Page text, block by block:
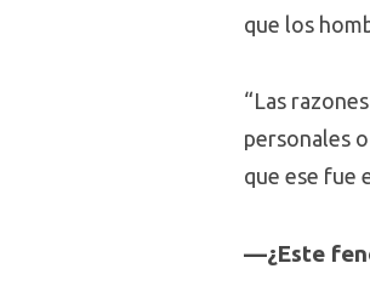
que los
“Las
personales
que ese fue
—¿Este